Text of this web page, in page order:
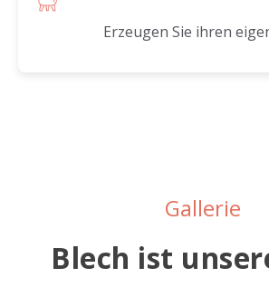
Erzeugen Sie ihren
Gallerie
Blech ist